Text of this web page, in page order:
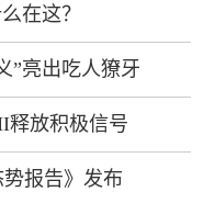
在这？
”亮出吃人獠牙
释放积极信号
势报告》发布